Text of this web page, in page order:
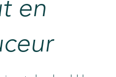
en